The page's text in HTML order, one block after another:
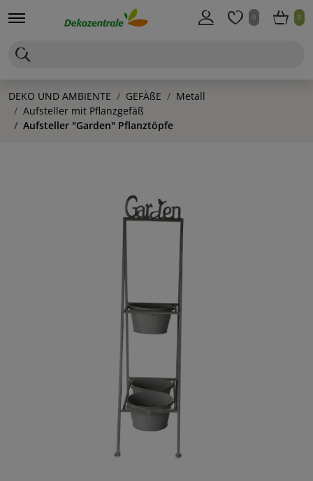
0 0
DEKO UND AMBIENTE GEFÄßE
Metall
Aufsteller mit Pflanzgefäß
Aufsteller "Garden" Pflanztöpfe